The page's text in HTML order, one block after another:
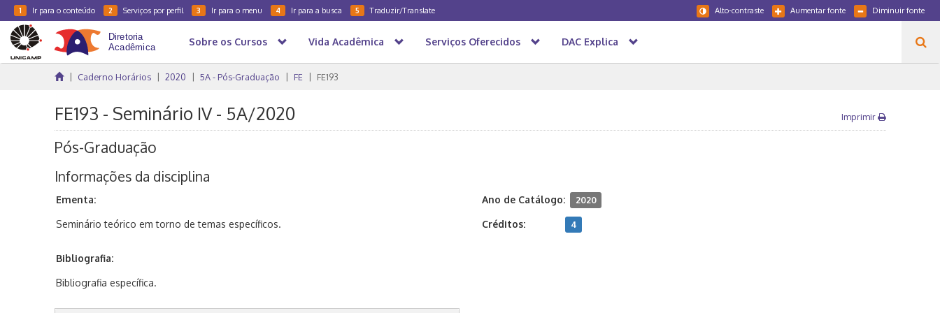
1 Ir para o conteúdo 2 Serviços por perfil 3 Ir para o menu 4 Ir para a busca 5 Traduzir/Translate Diminuir fonte
Aumentar fonte
Alto-contraste
Sobre os Cursos Vida Acadêmica Serviços Oferecidos DAC Explica
Caderno Horários 2020 5A - Pós-Graduação FE FE193
FE193 - Seminário IV - 5A/2020 Imprimir
Pós-Graduação
Informações da disciplina
Ementa:
Seminário teórico em torno de temas específicos.
Bibliografia:
Bibliografia específica.
Ano de Catálogo: 2020
Créditos: 4